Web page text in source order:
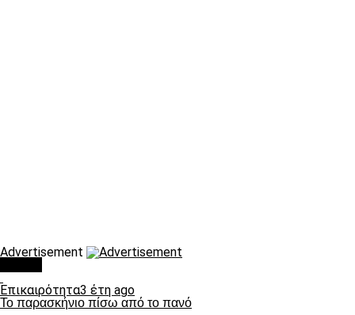
Advertisement
Επικαιρότητα3 έτη ago
Το παρασκήνιο πίσω από το πανό